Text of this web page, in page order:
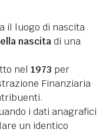
il luogo di nascita
nascitadi una
nel 1973 per
Finanziaria
i dati anagrafici
un identico